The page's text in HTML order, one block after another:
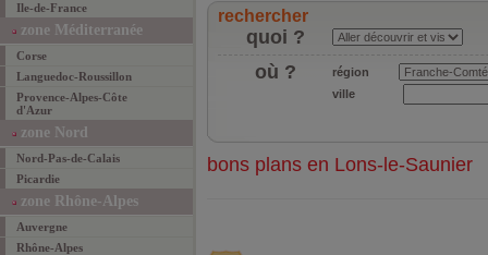
Ile-de-France
zone Méditerranée
Corse
Languedoc-Roussillon
Provence-Alpes-Côte
d'Azur
zone Nord
Nord-Pas-de-Calais
Picardie
zone Rhône-Alpes
Auvergne
Rhône-Alpes
rechercher
quoi ?
où ?
région
ville
bons plans en Lons-le-Saunier